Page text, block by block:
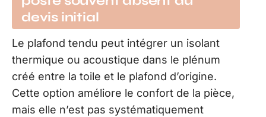
devis initial
Le plafond tendu peut intégrer un isolant
thermique ou acoustique dans le plénum
créé entre la toile et le plafond d’origine.
Cette option améliore le confort de la pièce,
mais elle n’est pas systématiquement